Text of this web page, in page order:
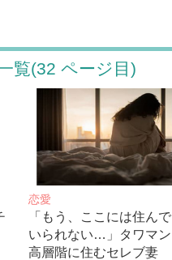
覧(32 ページ目)
恋愛
「もう、ここには住んで
いられない…」タワマン
高層階に住むセレブ妻